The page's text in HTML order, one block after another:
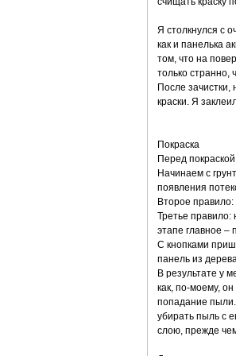
Я столкнулся с
как и панелька
том, что на
только странно,
После
краски. Я
Покраска
Перед
Начинаем с
появления
Второе правило:
Третье
этапе главное –
С кнопками
панель из
В результате у
как, по-моему,
попадание пыли.
убирать пыль с
слою, прежде